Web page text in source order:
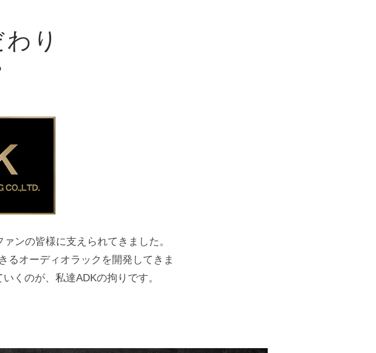
り
ンの皆様に支えられてきました。
るオーディオラックを開発してきま
くのが、私達ADKの拘りです。